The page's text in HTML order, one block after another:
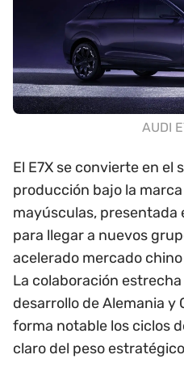
AUDI
El E7X se convierte en el
producción bajo la
mayúsculas, presentada
para llegar a nuevos
acelerado mercado
La colaboración
desarrollo de Alemania y
forma notable los ciclos
claro del peso